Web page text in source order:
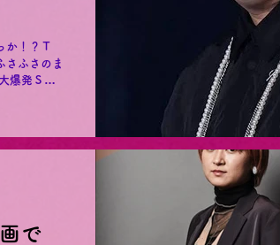
か！？Ｔ
さふさのま
で